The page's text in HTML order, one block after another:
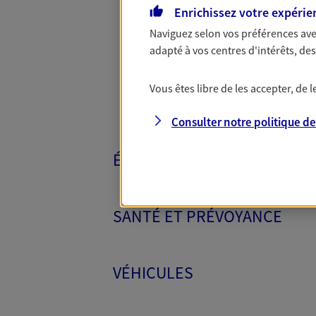
Toutes nos
ÉPARGNE ET RETRAITE
SANTÉ ET PRÉVOYANCE
VÉHICULES
Enrichissez votre
Naviguez selon vos préférences
adapté à vos centres d'intérêts,
Vous êtes libre de les accepter,
Consulter notre politique